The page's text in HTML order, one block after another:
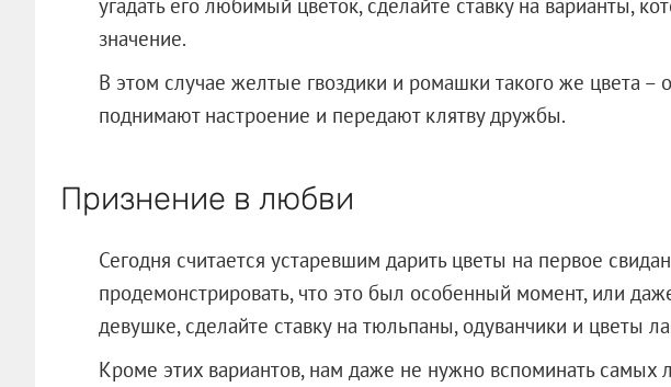
значение.
В этом случае желтые гвоздики и ромашки такого же цвета –
поднимают настроение и передают клятву дружбы.
Признение в любви
Сегодня считается устаревшим дарить цветы на первое
продемонстрировать, что это был особенный момент, или
девушке, сделайте ставку на тюльпаны, одуванчики и цветы
Кроме этих вариантов, нам даже не нужно вспоминать самых